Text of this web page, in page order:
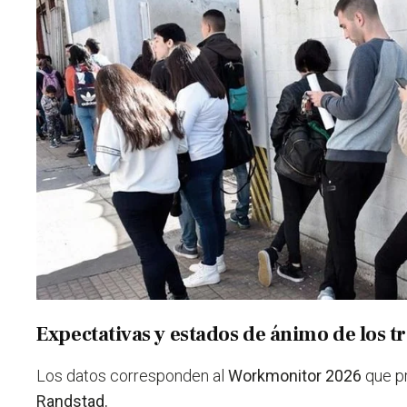
Expectativas y estados de ánimo de los
Los datos corresponden alWorkmonitor 2026 que
Randstad.